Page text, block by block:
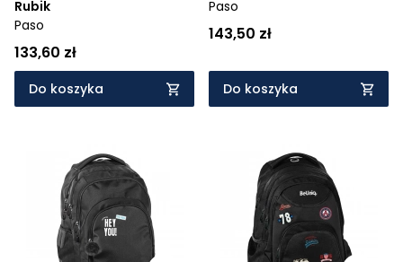
Rubik
Paso
133,60 zł
Do koszyka
Paso
143,50 zł
Do koszyka